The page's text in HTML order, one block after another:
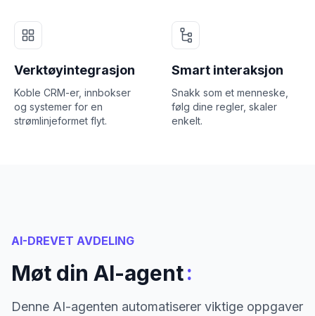
Verktøyintegrasjon
Koble CRM-er, innbokser
og systemer for en
strømlinjeformet flyt.
Smart interaksjon
Snakk som et menneske,
følg dine regler, skaler
enkelt.
AI-DREVET AVDELING
Møt din AI-agent:
Denne AI-agenten automatiserer viktige oppgaver